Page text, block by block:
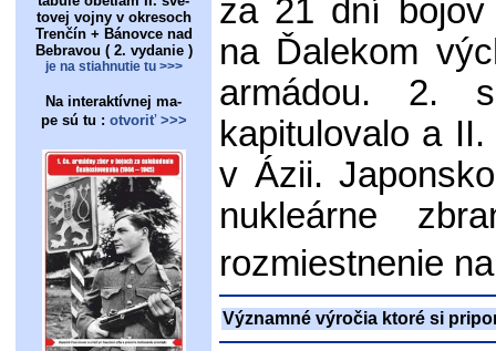
tovej vojny v okresoch
Trenčín + Bánovce nad
Bebravou ( 2. vydanie )
je na stiahnutie tu >>>
Na interaktívnej ma-
pe sú tu : otvoriť >>>
za 21 dní bojov
na Ďalekom
armádou. 2.
kapitulovalo a
v Ázii.
nukleárne
rozmiestnenie
Významné výročia ktoré si